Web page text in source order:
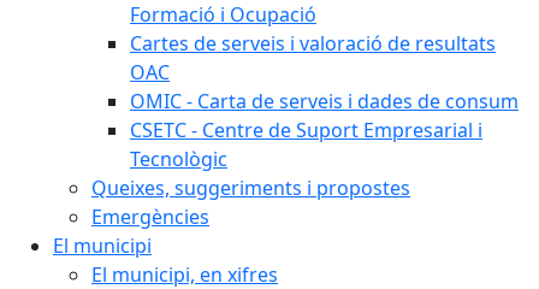
Formació i Ocupació
Cartes de serveis i valoració de resultats
OAC
OMIC - Carta de serveis i dades de consum
CSETC - Centre de Suport Empresarial i
Tecnològic
Queixes, suggeriments i propostes
Emergències
El municipi
El municipi, en xifres